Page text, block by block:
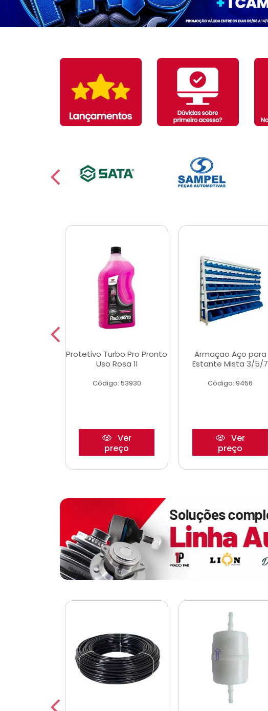
Protetivo Turbo Pro Pronto
Uso Rosa 1l
Código: 53930
Ver
preço
Armaçao Aço para
Estante Mista 3/5/7
Código: 9456
Ver
preço